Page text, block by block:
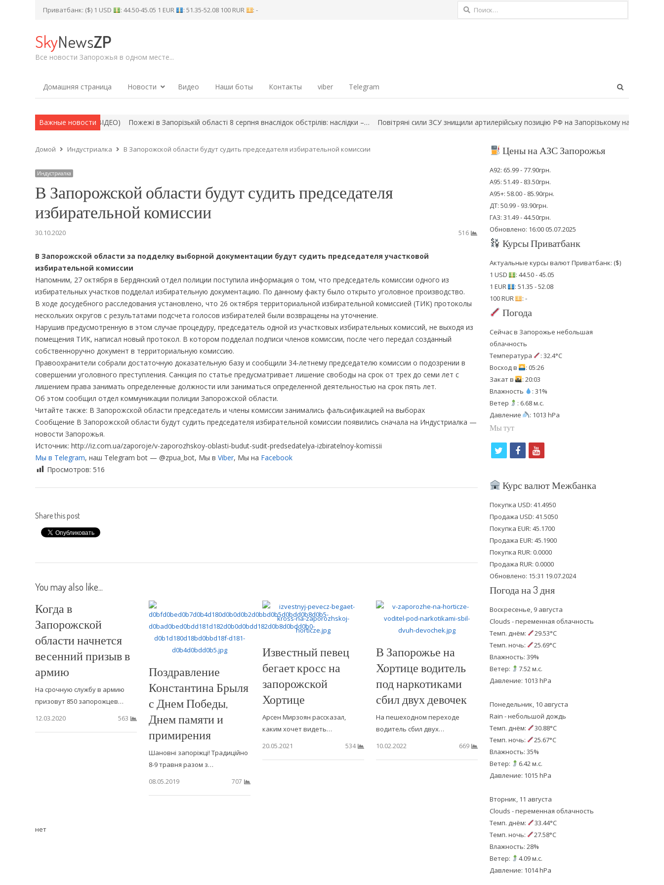
Приватбанк: ($) 1 USD : 44.50-45.05 1 EUR : 51.35-52.08 100 RUR : - Найти:
SkyNewsZP
Все новости Запорожья в одном месте...
Домашняя страница Новости Видео Наши боты Контакты viber Telegram
Важные новости
бронетехніку (ВІДЕО) Пожежі в Запорізькій області 8 серпня внаслідок обстрілів: наслідки –… Повітряні сили ЗСУ знищили артилерійську позицію РФ на Запорізькому напрямку
Домой Индустриалка В Запорожской области будут судить председателя избирательной комиссии
Индустриалка
В Запорожской области будут судить председателя
избирательной комиссии
30.10.2020 516
В Запорожской области за подделку выборной документации будут судить председателя участковой
избирательной комиссии
Напомним, 27 октября в Бердянский отдел полиции поступила информация о том, что председатель комиссии одного из
избирательных участков подделал избирательную документацию. По данному факту было открыто уголовное производство.
В ходе досудебного расследования установлено, что 26 октября территориальной избирательной комиссией (ТИК) протоколы
нескольких округов с результатами подсчета голосов избирателей были возвращены на уточнение.
Нарушив предусмотренную в этом случае процедуру, председатель одной из участковых избирательных комиссий, не выходя из
помещения ТИК, написал новый протокол. В котором подделал подписи членов комиссии, после чего передал созданный
собственноручно документ в территориальную комиссию.
Правоохранители собрали достаточную доказательную базу и сообщили 34-летнему председателю комиссии о подозрении в
совершении уголовного преступления. Санкция по статье предусматривает лишение свободы на срок от трех до семи лет с
лишением права занимать определенные должности или заниматься определенной деятельностью на срок пять лет.
Об этом сообщил отдел коммуникации полиции Запорожской области.
Читайте также: В Запорожской области председатель и члены комиссии занимались фальсификацией на выборах
Сообщение В Запорожской области будут судить председателя избирательной комиссии появились сначала на Индустриалка —
новости Запорожья.
Источник: http://iz.com.ua/zaporoje/v-zaporozhskoy-oblasti-budut-sudit-predsedatelya-izbiratelnoy-komissii
Мы в Telegram, наш Telegram bot — @zpua_bot, Мы в Viber, Мы на Facebook
Просмотров: 516
Share this post
You may also like...
Когда в
Запорожской
области начнется
весенний призыв в
армию
На срочную службу в армию
призовут 850 запорожцев…
12.03.2020
563
Поздравление
Константина Брыля
с Днем Победы,
Днем памяти и
примирения
Шановні запоріжці! Традиційно
8-9 травня разом з…
08.05.2019
707
Известный певец
бегает кросс на
запорожской
Хортице
Арсен Мирзоян рассказал,
каким хочет видеть…
20.05.2021
534
В Запорожье на
Хортице водитель
под наркотиками
сбил двух девочек
На пешеходном переходе
водитель сбил двух…
10.02.2022
669
нет
Цены на АЗС Запорожья
А92: 65.99 - 77.90грн.
А95: 51.49 - 83.50грн.
А95+: 58.00 - 85.90грн.
ДТ: 50.99 - 93.90грн.
ГАЗ: 31.49 - 44.50грн.
Обновлено: 16:00 05.07.2025
Курсы Приватбанк
Актуальные курсы валют Приватбанк: ($)
1 USD
: 44.50 - 45.05
1 EUR
: 51.35 - 52.08
100 RUR
: -
Погода
Сейчас в Запорожье небольшая
облачность
Температура
: 32.4°C
Восход в
: 05:26
Закат в
: 20:03
Влажность
: 31%
Ветер
: 6.68 м.с.
Давление
: 1013 hPa
Мы тут
i
t
e
r
f
c
b
o
o
k
y
u
u
b
e
Курс валют Межбанка
Покупка USD: 41.4950
Продажа USD: 41.5050
Покупка EUR: 45.1700
Продажа EUR: 45.1900
Покупка RUR: 0.0000
Продажа RUR: 0.0000
Обновлено: 15:31 19.07.2024
Погода на 3 дня
Воскресенье, 9 августа
Clouds - переменная облачность
Темп. днём:
29.53°C
Темп. ночь:
25.69°C
Влажность: 39%
Ветер:
7.52 м.с.
Давление: 1013 hPa
Понедельник, 10 августа
Rain - небольшой дождь
Темп. днём:
30.88°C
Темп. ночь:
25.67°C
Влажность: 35%
Ветер:
6.42 м.с.
Давление: 1015 hPa
Вторник, 11 августа
Clouds - переменная облачность
Темп. днём:
33.44°C
Темп. ночь:
27.58°C
Влажность: 28%
Ветер:
4.09 м.с.
Давление: 1014 hPa